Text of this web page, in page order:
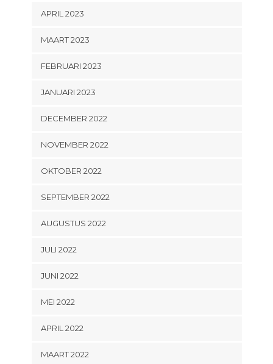
APRIL 2023
MAART 2023
FEBRUARI 2023
JANUARI 2023
DECEMBER 2022
NOVEMBER 2022
OKTOBER 2022
SEPTEMBER 2022
AUGUSTUS 2022
JULI 2022
JUNI 2022
MEI 2022
APRIL 2022
MAART 2022